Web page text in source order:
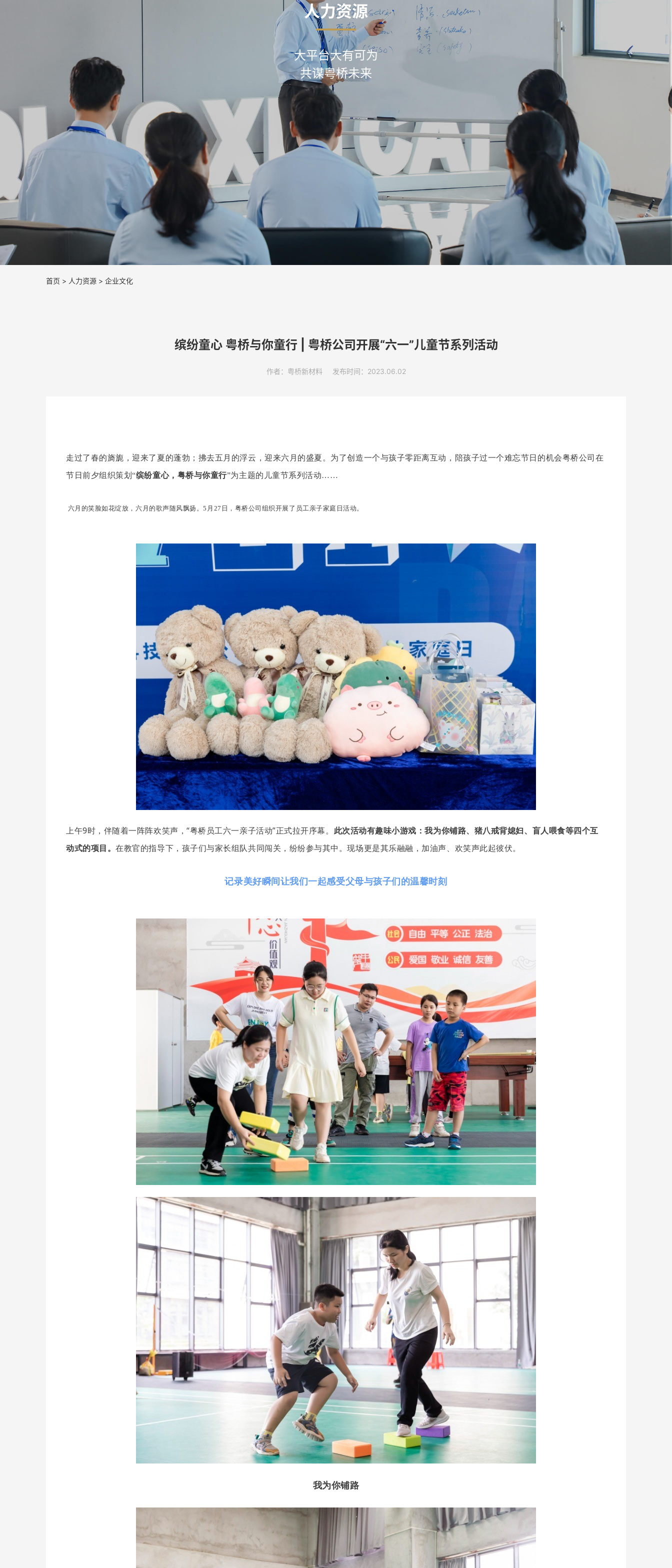
人力资源
大平台大有可为
共谋粤桥未来
首页 > 人力资源 > 企业文化
缤纷童心 粤桥与你童行 | 粤桥公司开展“六一”儿童节系列活动
作者：粤桥新材料 发布时间：2023.06.02
走过了春的旖旎，迎来了夏的蓬勃；拂去五月的浮云，迎来六月的盛夏。为了创造一个与孩子零距离互动，陪孩子过一个难忘节日的机会粤桥公司在
节日前夕组织策划“缤纷童心，粤桥与你童行”为主题的儿童节系列活动……
六月的笑脸如花绽放，六月的歌声随风飘扬。5月27日，粤桥公司组织开展了员工亲子家庭日活动。
上午9时，伴随着一阵阵欢笑声，“粤桥员工六一亲子活动”正式拉开序幕。 此次活动有趣味小游戏：我为你铺路、猪八戒背媳妇、盲人喂食等四个互
动式的项目。在教官的指导下，孩子们与家长组队共同闯关，纷纷参与其中。现场更是其乐融融，加油声、欢笑声此起彼伏。
记录美好瞬间 让我们一起感受父母与孩子们的温馨时刻
我为你铺路